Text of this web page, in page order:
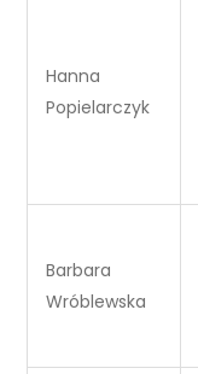
Hanna
Popielarczyk
Barbara
Wróblewska